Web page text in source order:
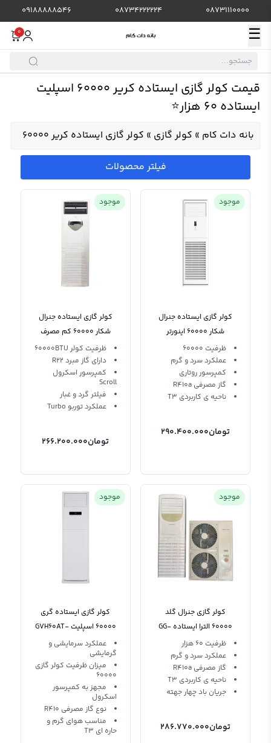
08731110000
08734222224
09188888546
☰
0
قیمت کولر گازی ایستاده کریر 60000 اسپلیت
ایستاده 60 هزار⭐️
بانه دات کام » کولر گازی » کولر گازی ایستاده کریر 60000
فیلتر محصولات
موجود
کولر گازی ایستاده جنرال
شکار 60000 اینورتر
GNRT3-60LW-O
ظرفیت 60000
عملکرد سرد و گرم
کمپرسور روتاری
گاز مصرفی R410a
ناحیه ی کاربردی T3
تومان290.400.000
موجود
کولر گازی ایستاده جنرال
شکار 60000 کم مصرف
KFR-60LW
ظرفیت کولر 60000BTU
دارای گاز مبرد R22
کمپرسور اسکرول
Scroll
فیلتر گرد و غبار
عملکرد توربو Turbo
تومان266.200.000
موجود
کولر گازی جنرال گلد
60000 الترا ایستاده GG-
AF60000 ULTRA
ظرفیت 60 هزار
عملکرد سرد و گرم
گاز مصرفی R410a
ناحیه ی کاربردی T3
جریان باد چهار جهته
تومان286.770.000
موجود
کولر گازی ایستاده گری
60000 اسپلیت GVH60AT-
M3NTD4A T3
عملکرد سرمایشی و
گرمایشی
میزان ظرفیت کولر گازی
60000
مجهز به کمپرسور
اسکرول
نوع گاز مصرفی R410
مناسب هوای گرم و
حاره ای T3